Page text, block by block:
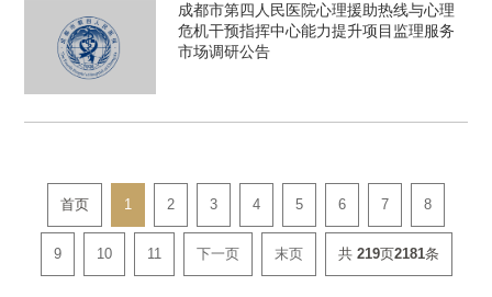
成都市第四人民医院心理援助热线与心理
危机干预指挥中心能力提升项目监理服务
市场调研公告
首页 1 2 3 4 5 6 7 8
9 10 11 下一页 末页 共 219页2181条